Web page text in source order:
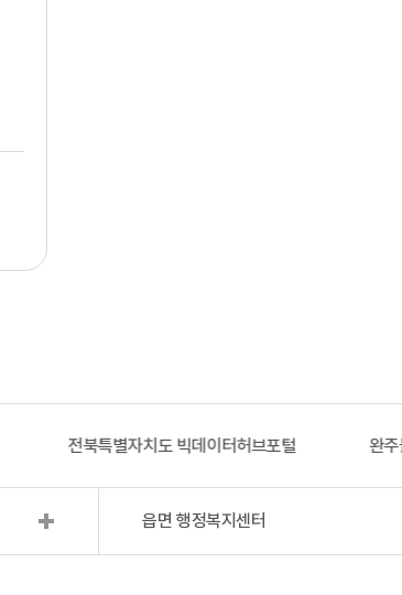
전북특별자치도 빅데이터허브포털 완
읍면 행정복지센터